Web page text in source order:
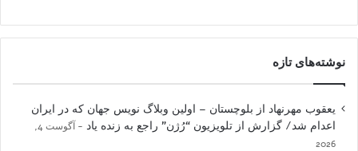
نوشته‌های تازه
یعقوب مهرنهاد از بلوچستان – اولین وبلاگ نویس جهان که در ایران
اعدام شد/ گزارش از تلویزیون “رُژن” راجع به زنده یاد
آگوست 4,
2026